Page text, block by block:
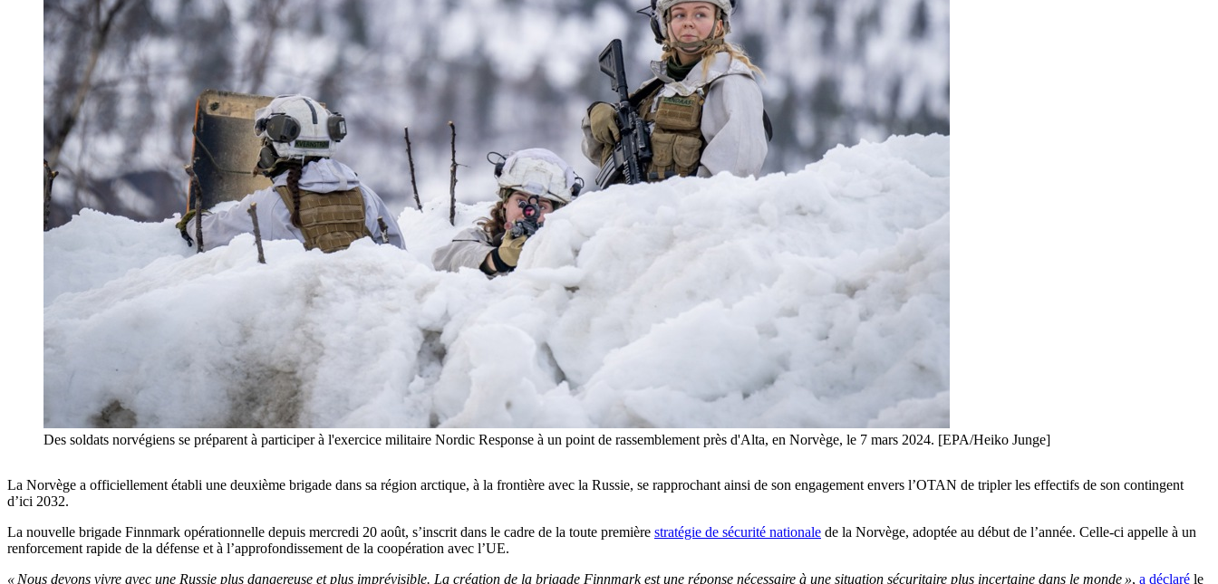
Des soldats norvégiens se préparent à participer à l'exercice militaire Nordic Response à un point de rassemblement près d'Alta, en Norvège, le 7 mars 2024. [EPA/Heiko Junge]
La Norvège a officiellement établi une deuxième brigade dans sa région arctique, à la frontière avec la Russie, se rapprochant ainsi de son engagement envers l’OTAN de tripler les effectifs de son contingent
d’ici 2032.
La nouvelle brigade Finnmark opérationnelle depuis mercredi 20 août, s’inscrit dans le cadre de la toute première stratégie de sécurité nationale de la Norvège, adoptée au début de l’année. Celle-ci appelle à un
renforcement rapide de la défense et à l’approfondissement de la coopération avec l’UE.
« Nous devons vivre avec une Russie plus dangereuse et plus imprévisible. La création de la brigade Finnmark est une réponse nécessaire à une situation sécuritaire plus incertaine dans le monde », a déclaré le